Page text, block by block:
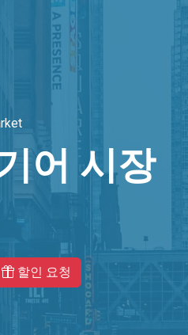
어 시장
할인 요청